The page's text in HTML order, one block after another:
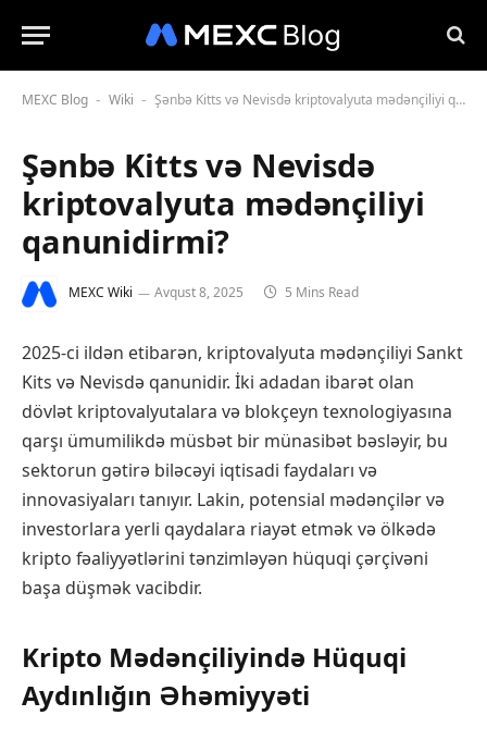
MEXC Blog - Wiki - Şənbə Kitts və Nevisdə kriptovalyuta mədənçiliyi qanunidirmi?
Şənbə Kitts və Nevisdə
kriptovalyuta mədənçiliyi
qanunidirmi?
MEXC Wiki Avqust 8, 2025 5 Mins Read
2025-ci ildən etibarən, kriptovalyuta mədənçiliyi Sankt
Kits və Nevisdə qanunidir. İki adadan ibarət olan
dövlət kriptovalyutalara və blokçeyn texnologiyasına
qarşı ümumilikdə müsbət bir münasibət bəsləyir, bu
sektorun gətirə biləcəyi iqtisadi faydaları və
innovasiyaları tanıyır. Lakin, potensial mədənçilər və
investorlara yerli qaydalara riayət etmək və ölkədə
kripto fəaliyyətlərini tənzimləyən hüquqi çərçivəni
başa düşmək vacibdir.
Kripto Mədənçiliyində Hüquqi
Aydınlığın Əhəmiyyəti